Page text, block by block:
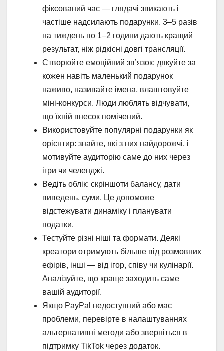
фіксований час — глядачі звикають і
частіше надсилають подарунки. 3–5 разів
на тиждень по 1–2 години дають кращий
результат, ніж рідкісні довгі трансляції.
Створюйте емоційний зв’язок: дякуйте за
кожен навіть маленький подарунок
наживо, називайте імена, влаштовуйте
міні-конкурси. Люди люблять відчувати,
що їхній внесок помічений.
Використовуйте популярні подарунки як
орієнтир: знайте, які з них найдорожчі, і
мотивуйте аудиторію саме до них через
ігри чи челенджі.
Ведіть облік: скріншоти балансу, дати
виведень, суми. Це допоможе
відстежувати динаміку і планувати
податки.
Тестуйте різні ніші та формати. Деякі
креатори отримують більше від розмовних
ефірів, інші — від ігор, співу чи кулінарії.
Аналізуйте, що краще заходить саме
вашій аудиторії.
Якщо PayPal недоступний або має
проблеми, перевірте в налаштуваннях
альтернативні методи або зверніться в
підтримку TikTok через додаток.